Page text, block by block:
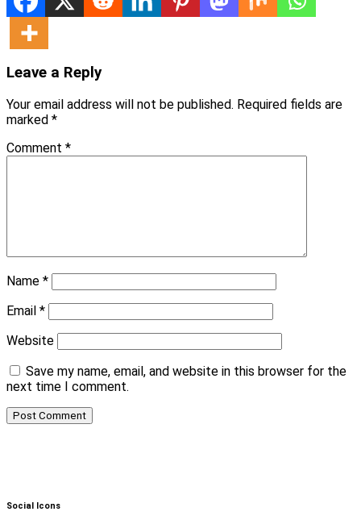
Leave a Reply
Your email address will not be published. Required fields are
marked *
Comment *
Name *
Email *
Website
Save my name, email, and website in this browser for the
next time I comment.
Social Icons